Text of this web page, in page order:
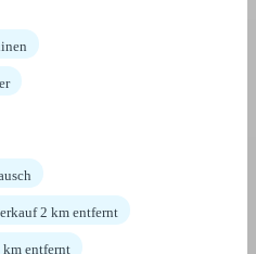
2 km entfernt
km entfernt